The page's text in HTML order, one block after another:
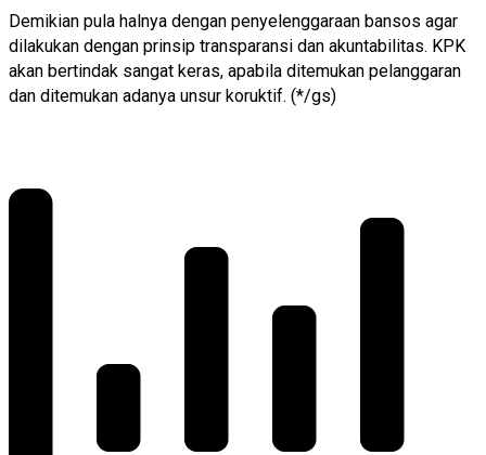
Demikian pula halnya dengan penyelenggaraan bansos agar
dilakukan dengan prinsip transparansi dan akuntabilitas. KPK
akan bertindak sangat keras, apabila ditemukan pelanggaran
dan ditemukan adanya unsur koruktif. (*/gs)